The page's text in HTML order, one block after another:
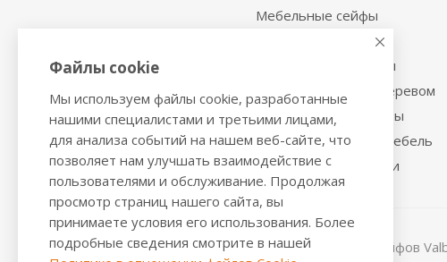
Мебельные сейфы
Депозитные сейфы
Встраиваемые сейфы
Сейфы с отделкой деревом
Металлические шкафы
Производственная мебель
Металлические двери
2016-2026 © VALBERGSAFE.RU — Интернет-магазин сейфов
Файлы cookie
Мы используем файлы cookie, разработанные
нашими специалистами и третьими лицами,
для анализа событий на нашем веб-сайте, что
позволяет нам улучшать взаимодействие с
пользователями и обслуживание. Продолжая
просмотр страниц нашего сайта, вы
принимаете условия его использования. Более
подробные сведения смотрите в нашей